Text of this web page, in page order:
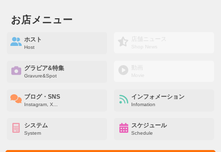
お店メニュー
ホスト
Host
店舗ニュース
Shop News
グラビア&特集
Gravure&Spot Movie
ブログ・SNS
Instagram, X...
インフォメーション
Infomation
システム
System
スケジュール
Schedule